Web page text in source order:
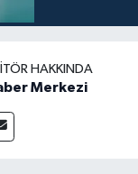
HAKKINDA
Merkezi